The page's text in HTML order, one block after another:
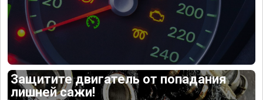
Защитите двигатель от попадания
лишней сажи!